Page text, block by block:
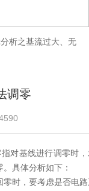
析之基流过大、无
调零
对基线进行调零时
具体分析如下：
时，要考虑是否电